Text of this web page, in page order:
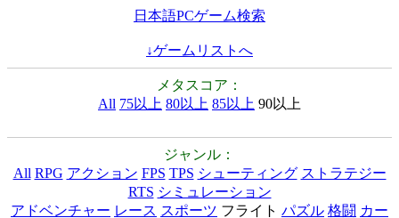
日本語PCゲーム検索
↓ゲームリストへ
メタスコア：
All 75以上 80以上 85以上 90以上
ジャンル：
All RPG アクション FPS TPS シューティング ストラテジー
RTS シミュレーション
アドベンチャー レース スポーツ フライト パズル 格闘 カー